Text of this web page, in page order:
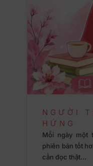
NGƯỜI
HỨNG
Mỗi ngày một
phiên bản tốt
cần đọc thật…